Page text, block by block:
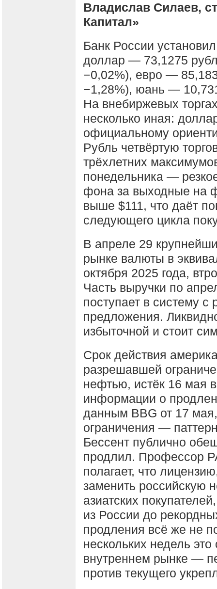
Владислав Силаев,
Капитал»
Банк России
доллар — 73,1275
−0,02%), евро —
−1,28%), юань —
На внебиржевых
несколько иная:
официальному
Рубль четвёртую
трёхлетних
понедельника —
фона за выходные на
выше $111, что даёт
следующего цикла
В апреле 29
рынке валюты в
октября 2025 года,
Часть выручки по
поступает в систему
предложения.
избыточной и стоит
Срок действия
разрешавшей
нефтью, истёк 16 мая
информации о
данным BBG от 17
ограничения —
Бессент публично
продлил. Профессор
полагает, что
заменить российскую
азиатских
из России до
продления всё же не
нескольких недель
внутреннем рынке —
против текущего